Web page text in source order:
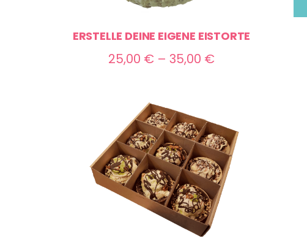
ERSTELLE DEINE EIGENE EISTORTE
25,00 € – 35,00 €Preisspanne:
35,00 €